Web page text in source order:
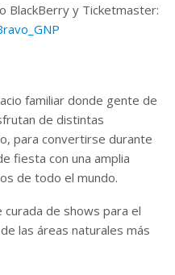
BlackBerry y Ticketmaster:
familiar donde gente de
de distintas
para convertirse durante
fiesta con una amplia
de todo el mundo.
de shows para el
las áreas naturales más